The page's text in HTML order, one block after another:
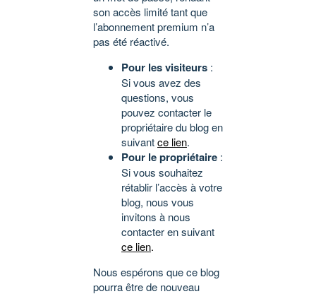
son accès limité tant que
l’abonnement premium n’a
pas été réactivé.
Pour les visiteurs :
Si vous avez des
questions, vous
pouvez contacter le
propriétaire du blog en
suivantce lien.
Pour le propriétaire :
Si vous souhaitez
rétablir l’accès à votre
blog, nous vous
invitons à nous
contacter en suivant
ce lien.
Nous espérons que ce blog
pourra être de nouveau